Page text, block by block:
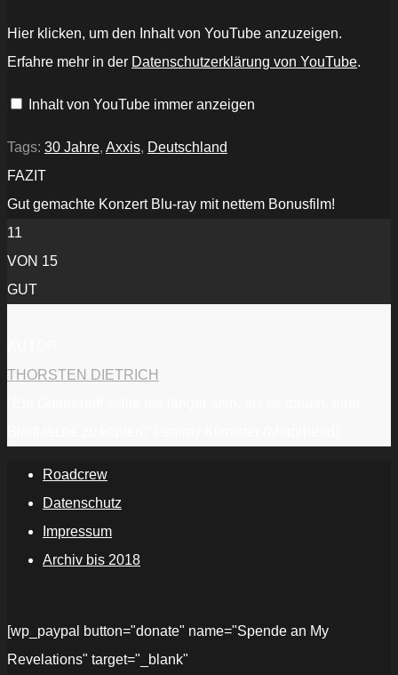
„AXXIS
-
your
AXXIS"-
2019“
von
YouTube
Hier klicken, um den Inhalt von YouTube anzuzeigen.
Erfahre mehr in der Datenschutzerklärung von YouTube.
Inhalt von YouTube immer anzeigen
Tags: 30 Jahre, Axxis, Deutschland
FAZIT
Gut gemachte Konzert Blu-ray mit nettem Bonusfilm!
11
VON 15
GUT
THORSTEN DIETRICH
Roadcrew
Datenschutz
Impressum
Archiv bis 2018
[wp_paypal button="donate" name="Spende an My
Revelations" target="_blank"